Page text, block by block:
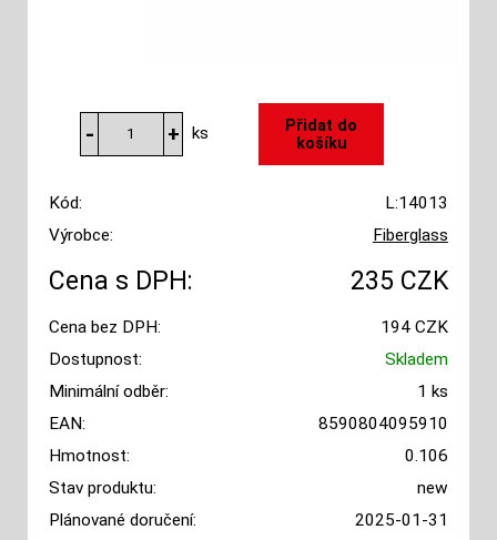
ks
Kód:
L:14013
Výrobce:
Fiberglass
Cena s DPH: 235 CZK
Cena bez DPH:
194 CZK
Dostupnost:
Skladem
Minimální odběr:
1 ks
EAN:
8590804095910
Hmotnost:
0.106
Stav produktu:
new
Plánované doručení:
2025-01-31